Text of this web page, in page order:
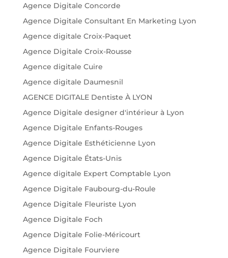
Agence Digitale Concorde
Agence Digitale Consultant En Marketing Lyon
Agence digitale Croix-Paquet
Agence Digitale Croix-Rousse
Agence digitale Cuire
Agence digitale Daumesnil
AGENCE DIGITALE Dentiste À LYON
Agence Digitale designer d'intérieur à Lyon
Agence Digitale Enfants-Rouges
Agence Digitale Esthéticienne Lyon
Agence Digitale États-Unis
Agence digitale Expert Comptable Lyon
Agence Digitale Faubourg-du-Roule
Agence Digitale Fleuriste Lyon
Agence Digitale Foch
Agence Digitale Folie-Méricourt
Agence Digitale Fourviere